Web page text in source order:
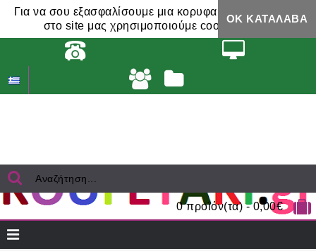
Για να σου εξασφαλίσουμε μια κορυφαία εμπειρία,
στο site μας χρησιμοποιούμε cookies.
ΟΚ ΚΑΤΆΛΑΒΑ
0 προϊόν(τα) - 0,00€